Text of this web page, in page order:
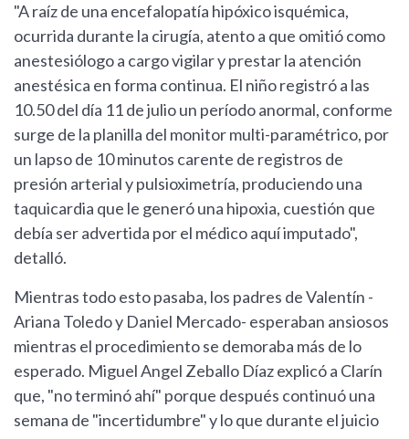
"A raíz de una encefalopatía hipóxico isquémica,
ocurrida durante la cirugía, atento a que omitió como
anestesiólogo a cargo vigilar y prestar la atención
anestésica en forma continua. El niño registró a las
10.50 del día 11 de julio un período anormal, conforme
surge de la planilla del monitor multi-paramétrico, por
un lapso de 10 minutos carente de registros de
presión arterial y pulsioximetría, produciendo una
taquicardia que le generó una hipoxia, cuestión que
debía ser advertida por el médico aquí imputado",
detalló.
Mientras todo esto pasaba, los padres de Valentín -
Ariana Toledo y Daniel Mercado- esperaban ansiosos
mientras el procedimiento se demoraba más de lo
esperado. Miguel Angel Zeballo Díaz explicó a Clarín
que, "no terminó ahí" porque después continuó una
semana de "incertidumbre" y lo que durante el juicio